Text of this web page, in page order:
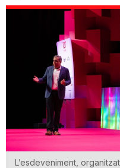
L’esdeveniment,